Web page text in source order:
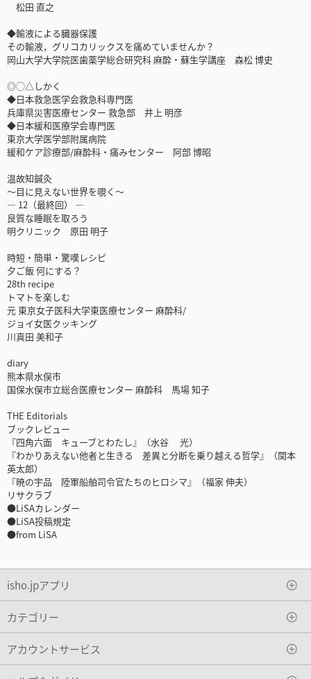
松田 直之
◆輸液による臓器保護
その輸液，グリコカリックスを痛めていませんか？
岡山大学大学院医歯薬学総合研究科 麻酔・蘇生学講座 森松 博史
◎◯△しかく
◆日本救急医学会救急科専門医
兵庫県災害医療センター 救急部 井上 明彦
◆日本緩和医療学会専門医
東京大学医学部附属病院
緩和ケア診療部/麻酔科・痛みセンター 阿部 博昭
温故知鍼灸
〜目に見えない世界を覗く〜
— 12（最終回） —
良質な睡眠を取ろう
明クリニック 原田 明子
時短・簡単・驚嘆レシピ
夕ご飯 何にする？
28th recipe
トマトを楽しむ
元 東京女子医科大学東医療センター 麻酔科/
ジョイ女医クッキング
川真田 美和子
diary
熊本県水俣市
国保水俣市立総合医療センター 麻酔科 馬場 知子
THE Editorials
ブックレビュー
『四角六面 キューブとわたし』（水谷 光）
『わかりあえない他者と生きる 差異と分断を乗り越える哲学』（関本
英太郎）
『暁の宇品 陸軍船舶司令官たちのヒロシマ』（福家 伸夫）
リサクラブ
●LiSAカレンダー
●LiSA投稿規定
●from LiSA
isho.jpアプリ
カテゴリー
アカウントサービス